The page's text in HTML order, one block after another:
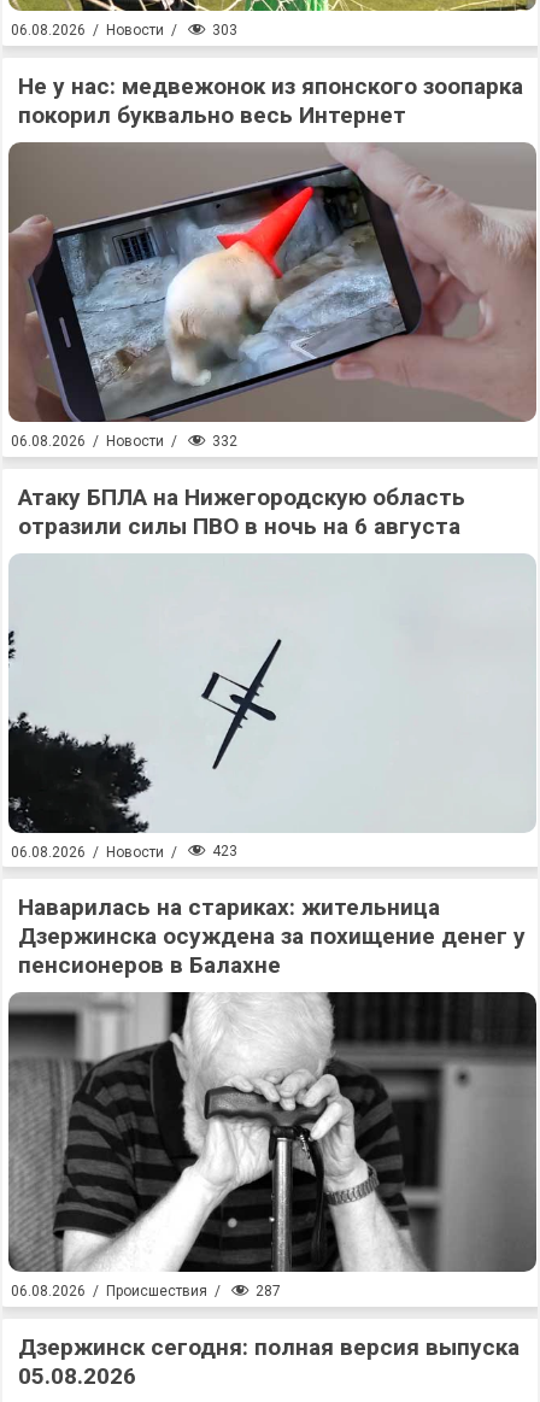
06.08.2026 / Новости / 303
Не у нас: медвежонок из японского зоопарка
покорил буквально весь Интернет
06.08.2026 / Новости / 332
Атаку БПЛА на Нижегородскую область
отразили силы ПВО в ночь на 6 августа
06.08.2026 / Новости / 423
Наварилась на стариках: жительница
Дзержинска осуждена за похищение денег у
пенсионеров в Балахне
06.08.2026 / Происшествия / 287
Дзержинск сегодня: полная версия выпуска
05.08.2026